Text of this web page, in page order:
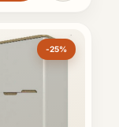
-25%